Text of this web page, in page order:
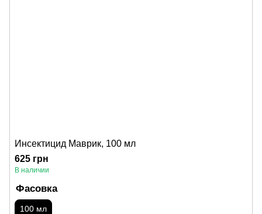
Инсектицид Маврик, 100 мл
625 грн
В наличии
Фасовка
100 мл